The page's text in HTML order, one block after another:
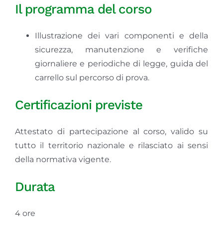
Il programma del corso
Illustrazione dei vari componenti e della
sicurezza, manutenzione e verifiche
giornaliere e periodiche di legge, guida del
carrello sul percorso di prova.
Certificazioni previste
Attestato di partecipazione al corso, valido su
tutto il territorio nazionale e rilasciato ai sensi
della normativa vigente.
Durata
4 ore